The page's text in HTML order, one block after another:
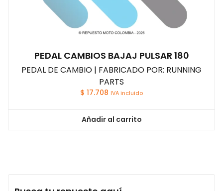
PEDAL CAMBIOS BAJAJ PULSAR 180
PEDAL DE CAMBIO | FABRICADO POR: RUNNING
PARTS
$ 17.708 IVA incluido
Añadir al carrito